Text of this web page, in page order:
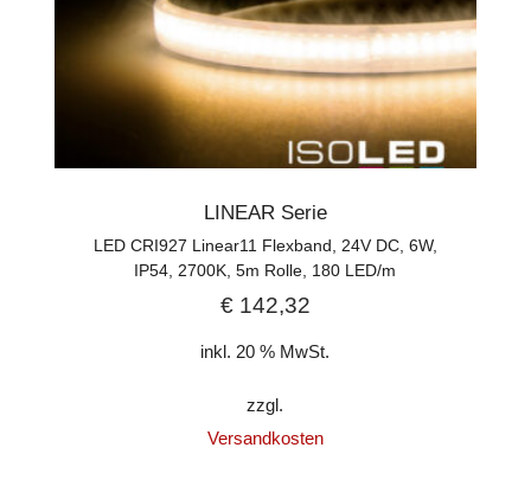
LINEAR Serie
LED CRI927 Linear11 Flexband, 24V DC, 6W,
IP54, 2700K, 5m Rolle, 180 LED/m
€142,32
inkl. 20 % MwSt.
zzgl.
Versandkosten